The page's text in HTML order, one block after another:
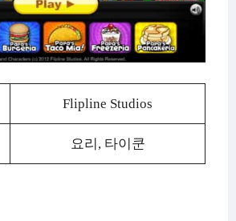
Flipline Studios
요리, 타이쿤